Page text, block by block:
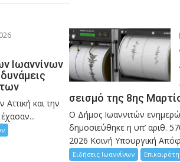
Ιωαννίνων
και την
σεισμό της 8ης
Ο Δήμος Ιωαννιτών
δημοσιεύθηκε η υπ’ αριθ.
2026 Κοινή Υπουργική
Ειδήσεις Ιωαννίνων